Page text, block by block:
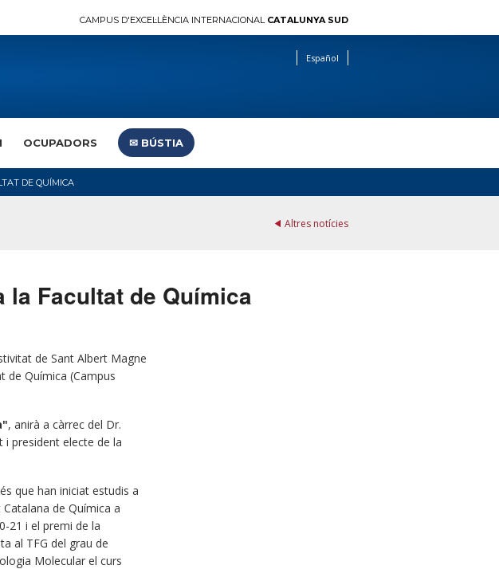
CAMPUS D'EXCEL·LÈNCIA INTERNACIONAL CATALUNYA SUD
Español
OCUPADORS ✉︎ BÚSTIA
DE QUÍMICA
Altres notícies
la Facultat de Química
de Sant Albert Magne
de Química (Campus
, anirà a càrrec del Dr.
i president electe de la
que han iniciat estudis a
de Química a
21 i el premi de la
al TFG del grau de
Molecular el curs